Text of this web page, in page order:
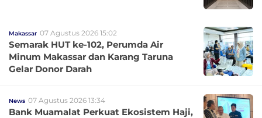
Makassar 07 Agustus 2026 15:02
Semarak HUT ke-102, Perumda Air
Minum Makassar dan Karang Taruna
Gelar Donor Darah
News 07 Agustus 2026 13:34
Bank Muamalat Perkuat Ekosistem Haji,